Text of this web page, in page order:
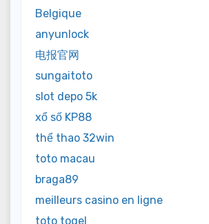
Belgique
anyunlock
电报官网
sungaitoto
slot depo 5k
xổ số KP88
thể thao 32win
toto macau
braga89
meilleurs casino en ligne
toto togel